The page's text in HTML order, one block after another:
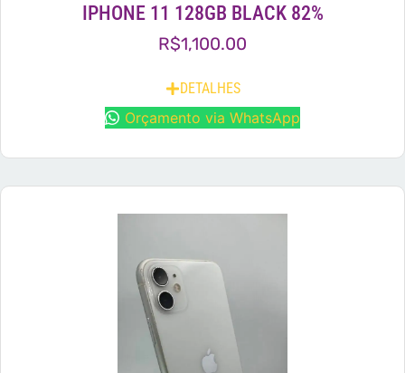
IPHONE 11 128GB BLACK 82%
R$1,100.00
DETALHES
Orçamento via WhatsApp